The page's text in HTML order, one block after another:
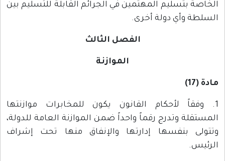
الخاصة بتسليم المهتمين في الجرائم القابلة للتسليم بين
السلطة وأي دولة أخرى.
الفصل الثالث
الموازنة
مادة (17)
1. وفقاً لأحكام القانون يكون للمخابرات موازنتها
المستقلة وتدرج رقماً واحداً ضمن الموازنة العامة للدولة،
وتتولى بنفسها إدارتها والإنفاق منها تحت إشراف
الرئيس.